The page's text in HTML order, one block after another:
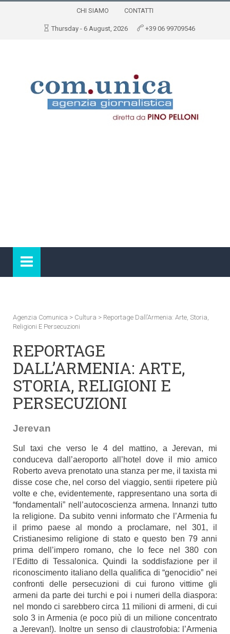
CHI SIAMO CONTATTI
Thursday - 6 August, 2026 +39 06 99709546
Agenzia Comunica > Cultura > Reportage Dall’Armenia: Arte, Storia,
Religioni E Persecuzioni
REPORTAGE
DALL’ARMENIA: ARTE,
STORIA, RELIGIONI E
PERSECUZIONI
Jerevan
Sul taxi che verso le 4 del mattino, a Jerevan, mi
conduceva dall’aeroporto all’hotel dove il mio amico
Roberto aveva prenotato una stanza per me, il taxista mi
disse cose che, nel corso del viaggio, sentii ripetere più
volte e che, evidentemente, rappresentano una sorta di
“fondamentali” nell’autocoscienza armena. Innanzi tutto
la religione. Da subito venni informato che l’Armenia fu
il primo paese al mondo a proclamare, nel 301, il
Cristianesimo religione di stato e questo ben 79 anni
prima dell’impero romano, che lo fece nel 380 con
l’Editto di Tessalonica. Quindi la soddisfazione per il
riconoscimento italiano della qualifica di “genocidio” nei
confronti delle persecuzioni di cui furono vittime gli
armeni da parte dei turchi e poi i numeri della diaspora:
nel mondo ci sarebbero circa 11 milioni di armeni, di cui
solo 3 in Armenia (e poco più di un milione concentrato
a Jerevan!). Inoltre un senso di claustrofobia: l’Armenia